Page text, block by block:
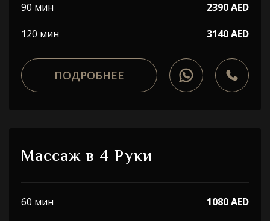
90 мин
2390 AED
120 мин
3140 AED
ПОДРОБНЕЕ
Массаж в 4 Руки
60 мин
1080 AED